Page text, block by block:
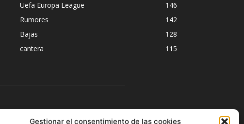
Gestionar el consentimiento de las cookies
Uefa Europa League
146
Rumores
142
Bajas
128
cantera
115
SÍGUENOS